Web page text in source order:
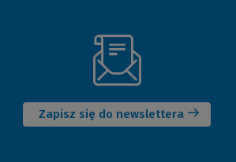
Zapisz się do newslettera
(Nowe
okno)